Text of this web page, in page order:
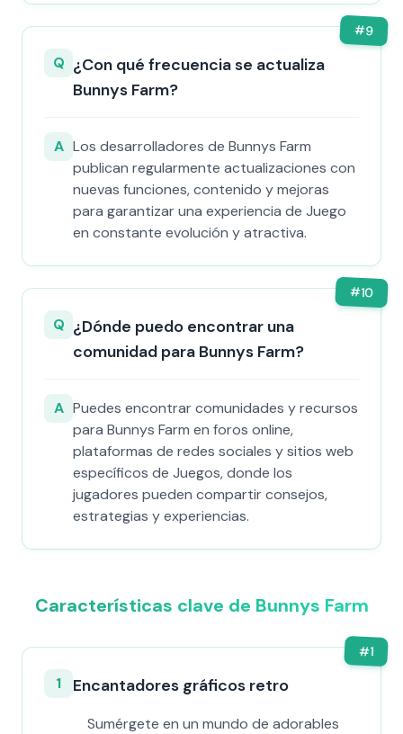
#9
Q ¿Con qué frecuencia se actualiza
Bunnys Farm?
A Los desarrolladores de Bunnys Farm
publican regularmente actualizaciones con
nuevas funciones, contenido y mejoras
para garantizar una experiencia de Juego
en constante evolución y atractiva.
#10
Q ¿Dónde puedo encontrar una
comunidad para Bunnys Farm?
A Puedes encontrar comunidades y recursos
para Bunnys Farm en foros online,
plataformas de redes sociales y sitios web
específicos de Juegos, donde los
jugadores pueden compartir consejos,
estrategias y experiencias.
Características clave de Bunnys Farm
#1
1 Encantadores gráficos retro
Sumérgete en un mundo de adorables